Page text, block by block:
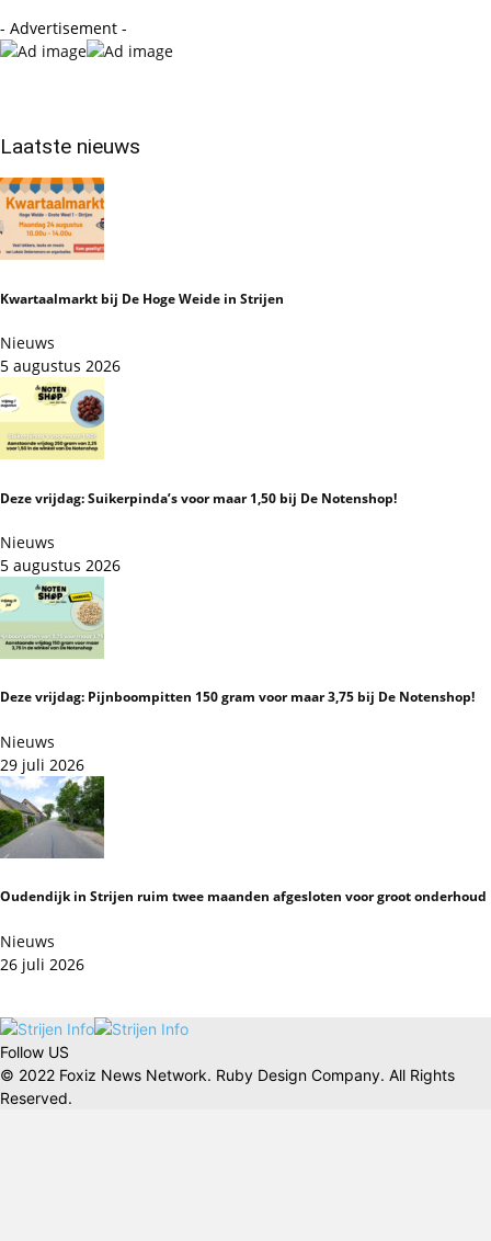
- Advertisement -
Laatste nieuws
Kwartaalmarkt bij De Hoge Weide in Strijen
Nieuws
5 augustus 2026
Deze vrijdag: Suikerpinda’s voor maar 1,50 bij De Notenshop!
Nieuws
5 augustus 2026
Deze vrijdag: Pijnboompitten 150 gram voor maar 3,75 bij De Notenshop!
Nieuws
29 juli 2026
Oudendijk in Strijen ruim twee maanden afgesloten voor groot onderhoud
Nieuws
26 juli 2026
Follow US
© 2022 Foxiz News Network. Ruby Design Company. All Rights
Reserved.